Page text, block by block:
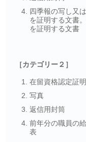
四季報の写し又
を証明する文書
を証明する文書
［カテゴリー２］
在留資格認定証
写真
返信用封筒
前年分の職員の
表